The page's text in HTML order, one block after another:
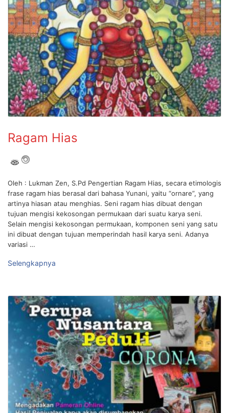
Ragam Hias
Oleh : Lukman Zen, S.Pd Pengertian Ragam Hias, secara etimologis
frase ragam hias berasal dari bahasa Yunani, yaitu “ornare”, yang
artinya hiasan atau menghias. Seni ragam hias dibuat dengan
tujuan mengisi kekosongan permukaan dari suatu karya seni.
Selain mengisi kekosongan permukaan, komponen seni yang satu
ini dibuat dengan tujuan memperindah hasil karya seni. Adanya
variasi …
Selengkapnya